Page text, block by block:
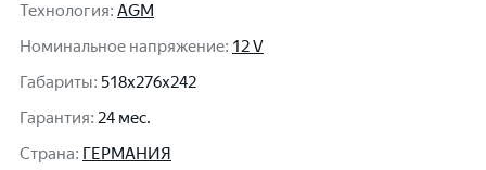
Технология: AGM
Номинальное напряжение: 12 V
Габариты: 518x276x242
Гарантия: 24 мес.
Cтрана: ГЕРМАНИЯ